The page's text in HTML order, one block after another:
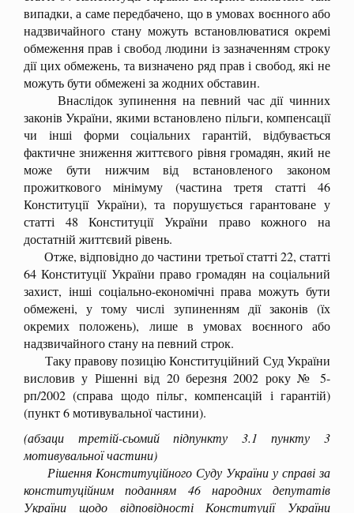
випадки, а саме передбачено, що в умовах воєнного або
надзвичайного стану можуть встановлюватися окремі
обмеження прав і свобод людини із зазначенням строку
дії цих обмежень, та визначено ряд прав і свобод, які не
можуть бути обмежені за жодних обставин.
Внаслідок зупинення на певний час дії чинних
законів України, якими встановлено пільги, компенсації
чи інші форми соціальних гарантій, відбувається
фактичне зниження життєвого рівня громадян, який не
може бути нижчим від встановленого законом
прожиткового мінімуму (частина третя статті 46
Конституції України), та порушується гарантоване у
статті 48 Конституції України право кожного на
достатній життєвий рівень.
Отже, відповідно до частини третьої статті 22, статті
64 Конституції України право громадян на соціальний
захист, інші соціально-економічні права можуть бути
обмежені, у тому числі зупиненням дії законів (їх
окремих положень), лише в умовах воєнного або
надзвичайного стану на певний строк.
Таку правову позицію Конституційний Суд України
висловив у Рішенні від 20 березня 2002 року № 5-
рп/2002 (справа щодо пільг, компенсацій і гарантій)
(пункт 6 мотивувальної частини).
(абзаци третій-сьомий підпункту 3.1 пункту 3
мотивувальної частини)
Рішення Конституційного Суду України у справі за
конституційним поданням 46 народних депутатів
України щодо відповідності Конституції України